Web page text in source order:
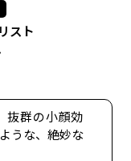
スト
抜群の小顔効
うな、絶妙な